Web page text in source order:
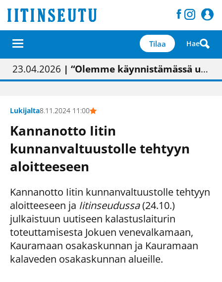
Tilaa Hae
01.02.2026 | Painon vaihtumisen pitäisi näkyä hieman parempana painojäljen laatuna lehdessä
05.02.2026 | Uudistettu kunnantalo on valoisa
23.04.2026 | “Olemme käynnistämässä uudelleen keskustavisiotyön”
09.05.2026| "Maalla on totuttu elämään omavaraisemmin kuin kaupungissa"
Lukijalta8.11.2024 11:00
Kannanotto Iitin
kunnanvaltuustolle tehtyyn
aloitteeseen
Kannanotto Iitin kunnanvaltuustolle tehtyyn
aloitteeseen ja Iitinseudussa(24.10.)
julkaistuun uutiseen kalastuslaiturin
toteuttamisesta Jokuen venevalkamaan,
Kauramaan osakaskunnan ja Kauramaan
kalaveden osakaskunnan alueille.